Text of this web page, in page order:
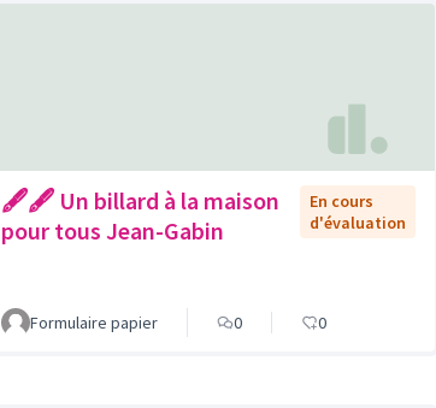
🖋🖋 Un billard à la maison
pour tous Jean-Gabin
En cours
d'évaluation
Formulaire papier 0 0